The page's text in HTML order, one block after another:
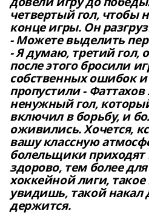
четвертый гол, чтобы
конце игры. Он
- Можете выделить
- Я думаю, третий гол,
после этого бросили
собственных ошибок и
пропустили -
ненужный гол,
включил в борьбу, и
оживились. Хочется,
вашу классную
болельщики приходят
здорово, тем более
хоккейной лиги, такое
увидишь, такой накал
держится.